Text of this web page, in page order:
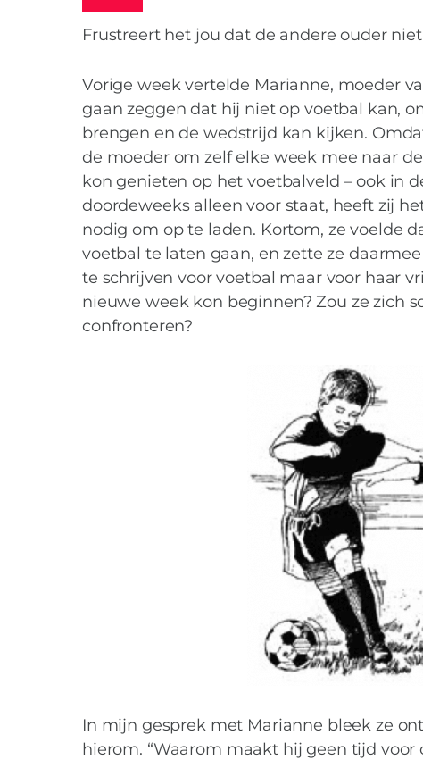
MIES PARTNERS
Buitenspel door
Frustreert het jou dat de andere ouder
Vorige week vertelde Marianne, moeder
gaan zeggen dat hij niet op voetbal kan,
brengen en de wedstrijd kan kijken.
de moeder om zelf elke week mee naar
kon genieten op het voetbalveld – ook in
doordeweeks alleen voor staat, heeft zij
nodig om op te laden. Kortom, ze voelde
voetbal te laten gaan, en zette ze
te schrijven voor voetbal maar voor haar
nieuwe week kon beginnen? Zou ze zich
confronteren?
In mijn gesprek met Marianne bleek ze
hierom. “Waarom maakt hij geen tijd